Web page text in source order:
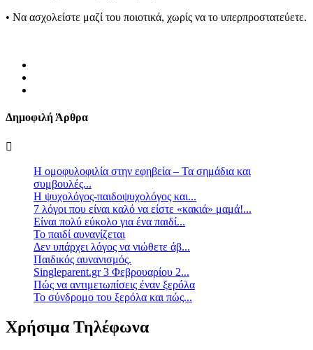
• Nα ασχολείστε μαζί του ποιοτικά, χωρίς να το υπερπροστατεύετε.
Δημοφιλή Άρθρα
Η ομοφυλοφιλία στην εφηβεία – Τα σημάδια και
συμβουλές...
Η ψυχολόγος-παιδοψυχολόγος και...
7 λόγοι που είναι καλό να είστε «κακιά» μαμά!...
Είναι πολύ εύκολο για ένα παιδί...
Το παιδί αυνανίζεται
Δεν υπάρχει λόγος να νιώθετε άβ...
Παιδικός αυνανισμός.
Singleparent.gr 3 Φεβρουαρίου 2...
Πώς να αντιμετωπίσεις έναν ξερόλα
Το σύνδρομο του ξερόλα και πώς...
Χρήσιμα Τηλέφωνα